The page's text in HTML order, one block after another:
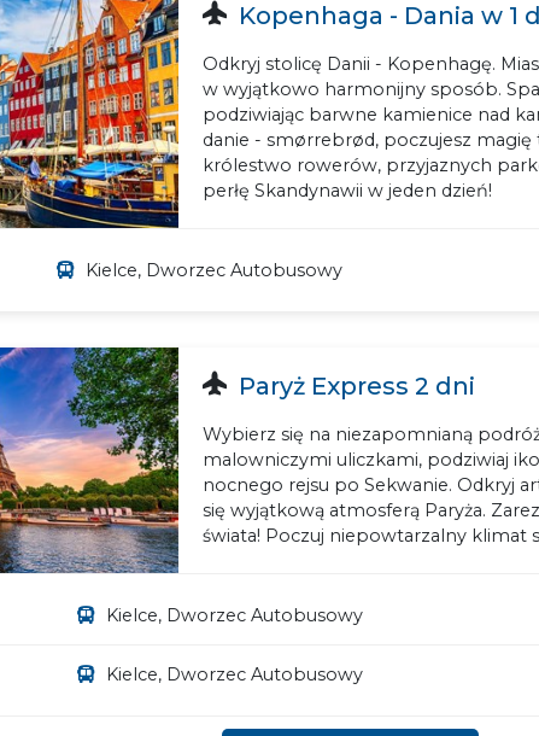
Kopenhaga - Dania w 1
Odkryj stolicę Danii - Kopenhagę.
w wyjątkowo harmonijny sposób.
podziwiając barwne kamienice nad
danie - smørrebrød, poczujesz
królestwo rowerów, przyjaznych
perłę Skandynawii w jeden dzień!
Kielce, Dworzec Autobusowy
Paryż Express 2 dni
Wybierz się na niezapomnianą
malowniczymi uliczkami, podziwiaj
nocnego rejsu po Sekwanie. Odkryj
się wyjątkową atmosferą Paryża.
świata! Poczuj niepowtarzalny klimat
Kielce, Dworzec Autobusowy
Kielce, Dworzec Autobusowy